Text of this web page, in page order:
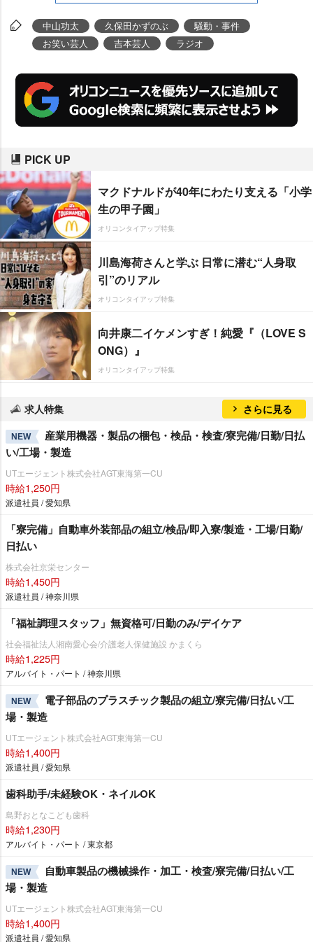
中山功太 久保田かずのぶ
騒動・事件
お笑い芸人
吉本芸人 ラジオ
PICK UP
マクドナルドが40年にわたり支える「小学
生の甲子園」
オリコンタイアップ特集
川島海荷さんと学ぶ 日常に潜む“人身取
引”のリアル
オリコンタイアップ特集
向井康二イケメンすぎ！純愛『（LOVE S
ONG）』
オリコンタイアップ特集
求人特集 さらに見る
NEW
産業用機器・製品の梱包・検品・検査/寮完備/日勤/日払
い/工場・製造
UTエージェント株式会社AGT東海第一CU
時給1,250円
派遣社員 / 愛知県
「寮完備」自動車外装部品の組立/検品/即入寮/製造・工場/日勤/
日払い
株式会社京栄センター
時給1,450円
派遣社員 / 神奈川県
「福祉調理スタッフ」無資格可/日勤のみ/デイケア
社会福祉法人湘南愛心会/介護老人保健施設 かまくら
時給1,225円
アルバイト・パート / 神奈川県
NEW
電子部品のプラスチック製品の組立/寮完備/日払い/工
場・製造
UTエージェント株式会社AGT東海第一CU
時給1,400円
派遣社員 / 愛知県
歯科助手/未経験OK・ネイルOK
島野おとなこども歯科
時給1,230円
アルバイト・パート / 東京都
NEW
自動車製品の機械操作・加工・検査/寮完備/日払い/工
場・製造
UTエージェント株式会社AGT東海第一CU
時給1,400円
派遣社員 / 愛知県